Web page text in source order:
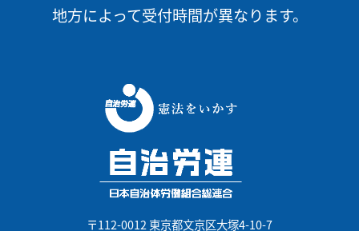
地方によって受付時間が異なります。
〒112-0012 東京都文京区大塚4-10-7